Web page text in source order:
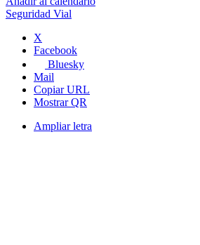
Seguridad Vial
X
Facebook
Bluesky
Mail
Copiar URL
Mostrar QR
Ampliar letra